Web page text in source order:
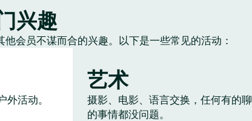
兴趣
会员不谋而合的兴趣。以下是一些常见的活动：
活动。
艺术
摄影、电影、语言交换，任何有的聊
的事情都没问题。